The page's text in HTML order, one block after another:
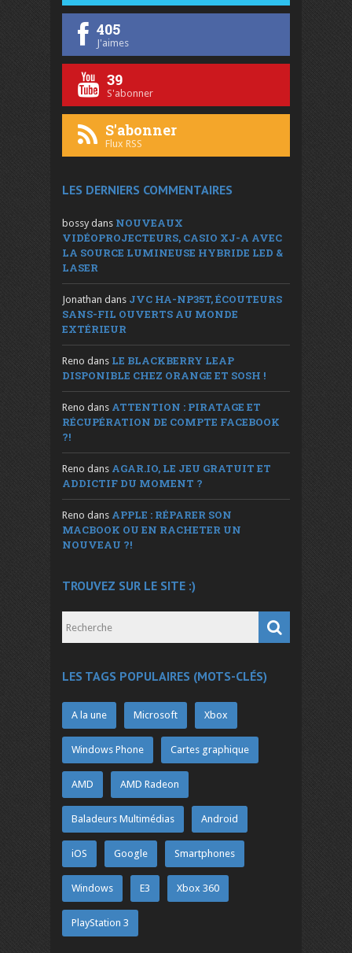
405
J'aimes
39
S'abonner
S'abonner
Flux RSS
LES DERNIERS COMMENTAIRES
bossy dans NOUVEAUX
VIDÉOPROJECTEURS, CASIO XJ-A AVEC
LA SOURCE LUMINEUSE HYBRIDE LED &
LASER
Jonathan dans JVC HA-NP35T, ÉCOUTEURS
SANS-FIL OUVERTS AU MONDE
EXTÉRIEUR
Reno dans LE BLACKBERRY LEAP
DISPONIBLE CHEZ ORANGE ET SOSH !
Reno dans ATTENTION : PIRATAGE ET
RÉCUPÉRATION DE COMPTE FACEBOOK
?!
Reno dans AGAR.IO, LE JEU GRATUIT ET
ADDICTIF DU MOMENT ?
Reno dans APPLE : RÉPARER SON
MACBOOK OU EN RACHETER UN
NOUVEAU ?!
TROUVEZ SUR LE SITE :)
LES TAGS POPULAIRES (MOTS-CLÉS)
A la une Microsoft Xbox
Windows Phone Cartes graphique
AMD AMD Radeon
Baladeurs Multimédias Android
iOS Google Smartphones
Windows E3 Xbox 360
PlayStation 3